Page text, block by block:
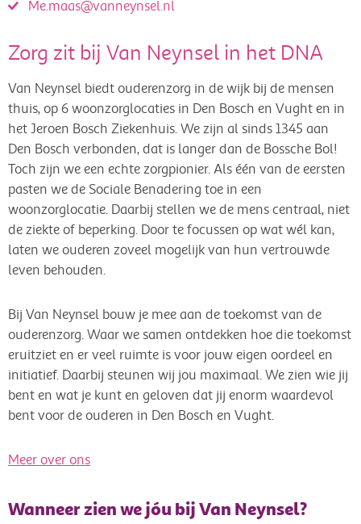
Me.maas@vanneynsel.nl
Zorg zit bij Van Neynsel in het DNA
Van Neynsel biedt ouderenzorg in de wijk bij de mensen
thuis, op 6 woonzorglocaties in Den Bosch en Vught en in
het Jeroen Bosch Ziekenhuis. We zijn al sinds 1345 aan
Den Bosch verbonden, dat is langer dan de Bossche Bol!
Toch zijn we een echte zorgpionier. Als één van de eersten
pasten we de Sociale Benadering toe in een
woonzorglocatie. Daarbij stellen we de mens centraal, niet
de ziekte of beperking. Door te focussen op wat wél kan,
laten we ouderen zoveel mogelijk van hun vertrouwde
leven behouden.
Bij Van Neynsel bouw je mee aan de toekomst van de
ouderenzorg. Waar we samen ontdekken hoe die toekomst
eruitziet en er veel ruimte is voor jouw eigen oordeel en
initiatief. Daarbij steunen wij jou maximaal. We zien wie jij
bent en wat je kunt en geloven dat jij enorm waardevol
bent voor de ouderen in Den Bosch en Vught.
Meer over ons
Wanneer zien we jóu bij Van Neynsel?